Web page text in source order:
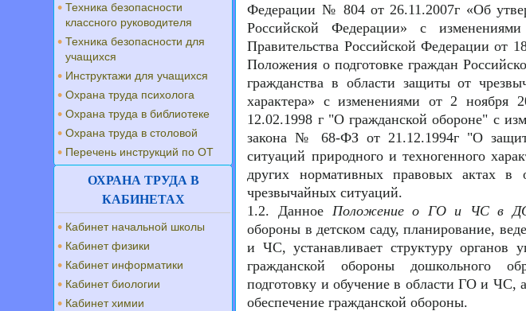
Федерации № 804 от 26.11.2007г «Об
Российской Федерации» с
Правительства Российской Федерации от
Положения о подготовке граждан
гражданства в области защиты от
характера» с изменениями от 2
12.02.1998 г "О гражданской обороне" с
закона № 68-ФЗ от 21.12.1994г "О
ситуаций природного и техногенного
других нормативных правовых актах
чрезвычайных ситуаций.
1.2. Данное Положение о ГО и ЧС в
обороны в детском саду, планирование,
и ЧС, устанавливает структуру
гражданской обороны дошкольного
подготовку и обучение в области ГО и ЧС,
обеспечение гражданской обороны.
Техника безопасности
классного руководителя
Техника безопасности для
учащихся
Инструктажи для учащихся
Охрана труда психолога
Охрана труда в библиотеке
Охрана труда в столовой
Перечень инструкций по ОТ
ОХРАНА ТРУДА В
КАБИНЕТАХ
Кабинет начальной школы
Кабинет физики
Кабинет информатики
Кабинет биологии
Кабинет химии